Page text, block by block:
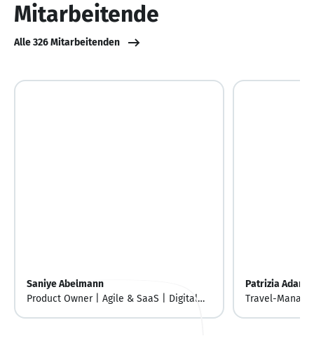
Mitarbeitende
Alle 326 Mitarbeitenden
Saniye Abelmann
Product Owner | Agile & SaaS | Digital
Patrizia Adamo
Travel-